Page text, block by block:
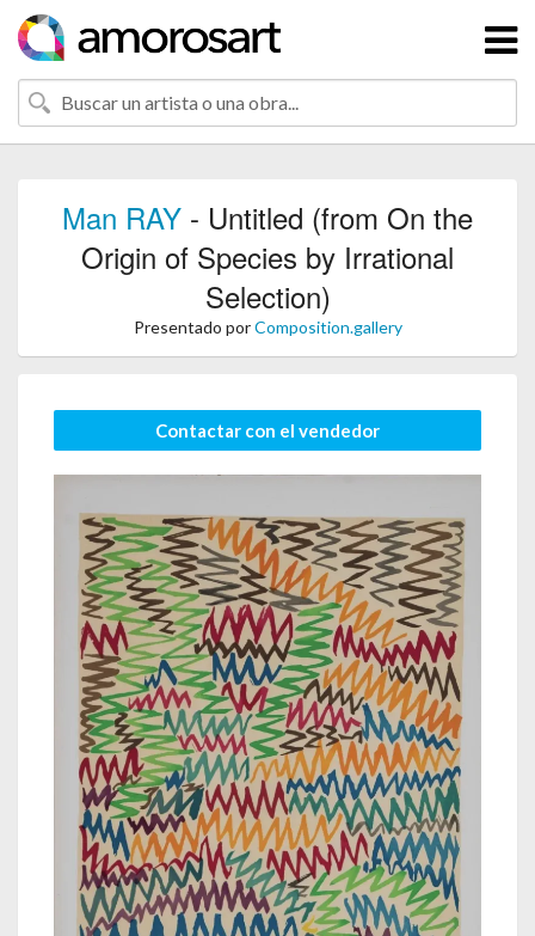
Man RAY - Untitled (from On the
Origin of Species by Irrational
Selection)
Presentado porComposition.gallery
Contactar con el vendedor